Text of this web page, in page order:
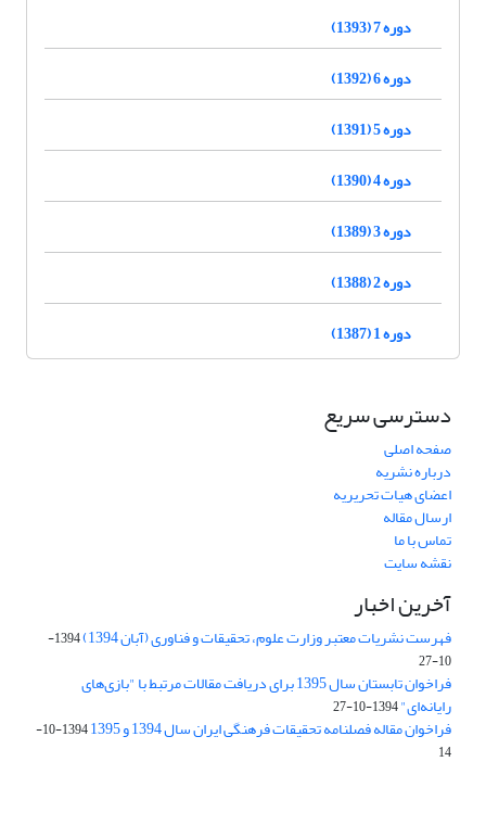
دوره 7 (1393)
دوره 6 (1392)
دوره 5 (1391)
دوره 4 (1390)
دوره 3 (1389)
دوره 2 (1388)
دوره 1 (1387)
دسترسی سریع
صفحه اصلی
درباره نشریه
اعضای هیات تحریریه
ارسال مقاله
تماس با ما
نقشه سایت
آخرین اخبار
فهرست نشریات معتبر وزارت علوم، تحقیقات و فناوری (آبان 1394)
1394-
10-27
فراخوان تابستان سال 1395 برای دریافت مقالات مرتبط با "بازی‌های
رایانه‌ای"1394-10-27
فراخوان مقاله فصلنامه تحقیقات فرهنگی ایران سال 1394 و 1395
1394-10-
14